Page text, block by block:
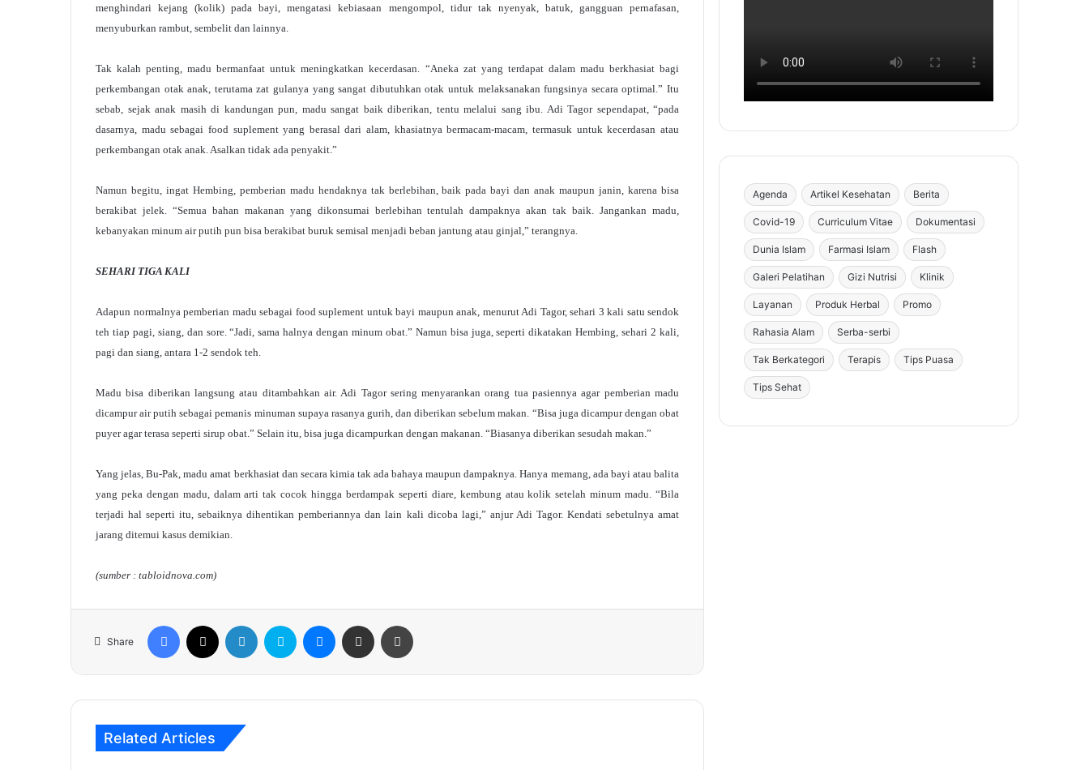
menghindari kejang (kolik) pada bayi, mengatasi kebiasaan mengompol, tidur tak nyenyak, batuk, gangguan pernafasan,
menyuburkan rambut, sembelit dan lainnya.
Tak kalah penting, madu bermanfaat untuk meningkatkan kecerdasan. “Aneka zat yang terdapat dalam madu berkhasiat bagi
perkembangan otak anak, terutama zat gulanya yang sangat dibutuhkan otak untuk melaksanakan fungsinya secara optimal.” Itu
sebab, sejak anak masih di kandungan pun, madu sangat baik diberikan, tentu melalui sang ibu. Adi Tagor sependapat, “pada
dasarnya, madu sebagai food suplement yang berasal dari alam, khasiatnya bermacam-macam, termasuk untuk kecerdasan atau
perkembangan otak anak. Asalkan tidak ada penyakit.”
Namun begitu, ingat Hembing, pemberian madu hendaknya tak berlebihan, baik pada bayi dan anak maupun janin, karena bisa
berakibat jelek. “Semua bahan makanan yang dikonsumai berlebihan tentulah dampaknya akan tak baik. Jangankan madu,
kebanyakan minum air putih pun bisa berakibat buruk semisal menjadi beban jantung atau ginjal,” terangnya.
SEHARI TIGA KALI
Adapun normalnya pemberian madu sebagai food suplement untuk bayi maupun anak, menurut Adi Tagor, sehari 3 kali satu sendok
teh tiap pagi, siang, dan sore. “Jadi, sama halnya dengan minum obat.” Namun bisa juga, seperti dikatakan Hembing, sehari 2 kali,
pagi dan siang, antara 1-2 sendok teh.
Madu bisa diberikan langsung atau ditambahkan air. Adi Tagor sering menyarankan orang tua pasiennya agar pemberian madu
dicampur air putih sebagai pemanis minuman supaya rasanya gurih, dan diberikan sebelum makan. “Bisa juga dicampur dengan obat
puyer agar terasa seperti sirup obat.” Selain itu, bisa juga dicampurkan dengan makanan. “Biasanya diberikan sesudah makan.”
Yang jelas, Bu-Pak, madu amat berkhasiat dan secara kimia tak ada bahaya maupun dampaknya. Hanya memang, ada bayi atau balita
yang peka dengan madu, dalam arti tak cocok hingga berdampak seperti diare, kembung atau kolik setelah minum madu. “Bila
terjadi hal seperti itu, sebaiknya dihentikan pemberiannya dan lain kali dicoba lagi,” anjur Adi Tagor. Kendati sebetulnya amat
jarang ditemui kasus demikian.
(sumber : tabloidnova.com)
Share
Facebook LinkedIn Skype Messenger
Share via Email
Related Articles
Agenda Artikel Kesehatan Berita
Covid-19 Curriculum Vitae Dokumentasi
Dunia Islam Farmasi Islam Flash
Galeri Pelatihan Gizi Nutrisi Klinik
Layanan Produk Herbal Promo
Rahasia Alam Serba-serbi
Tak Berkategori Terapis Tips Puasa
Tips Sehat